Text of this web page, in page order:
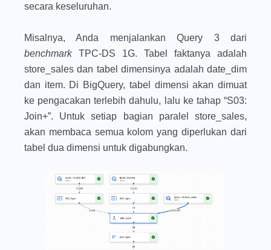
secara keseluruhan.
Misalnya, Anda menjalankan Query 3 dari
benchmark TPC-DS 1G. Tabel faktanya adalah
store_sales dan tabel dimensinya adalah date_dim
dan item. Di BigQuery, tabel dimensi akan dimuat
ke pengacakan terlebih dahulu, lalu ke tahap “S03:
Join+”. Untuk setiap bagian paralel store_sales,
akan membaca semua kolom yang diperlukan dari
tabel dua dimensi untuk digabungkan.